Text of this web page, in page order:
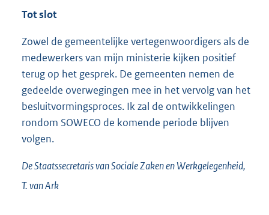
Tot slot
Zowel de gemeentelijke vertegenwoordigers als de
medewerkers van mijn ministerie kijken positief
terug op het gesprek. De gemeenten nemen de
gedeelde overwegingen mee in het vervolg van het
besluitvormingsproces. Ik zal de ontwikkelingen
rondom SOWECO de komende periode blijven
volgen.
De Staatssecretaris van Sociale Zaken en Werkgelegenheid,
T. vanArk